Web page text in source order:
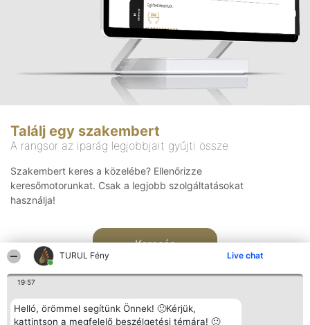
TURUL Fény Live chat
19:57
Helló, örömmel segítünk Önnek! 🙂Kérjük,
kattintson a megfelelő beszélgetési témára! 🙂
Találj egy szakembert
A rangsor az iparág legjobbjait gyűjti össze
Szakembert keres a közelébe? Ellenőrizze
keresőmotorunkat. Csak a legjobb szolgáltatásokat
használja!
Keresés